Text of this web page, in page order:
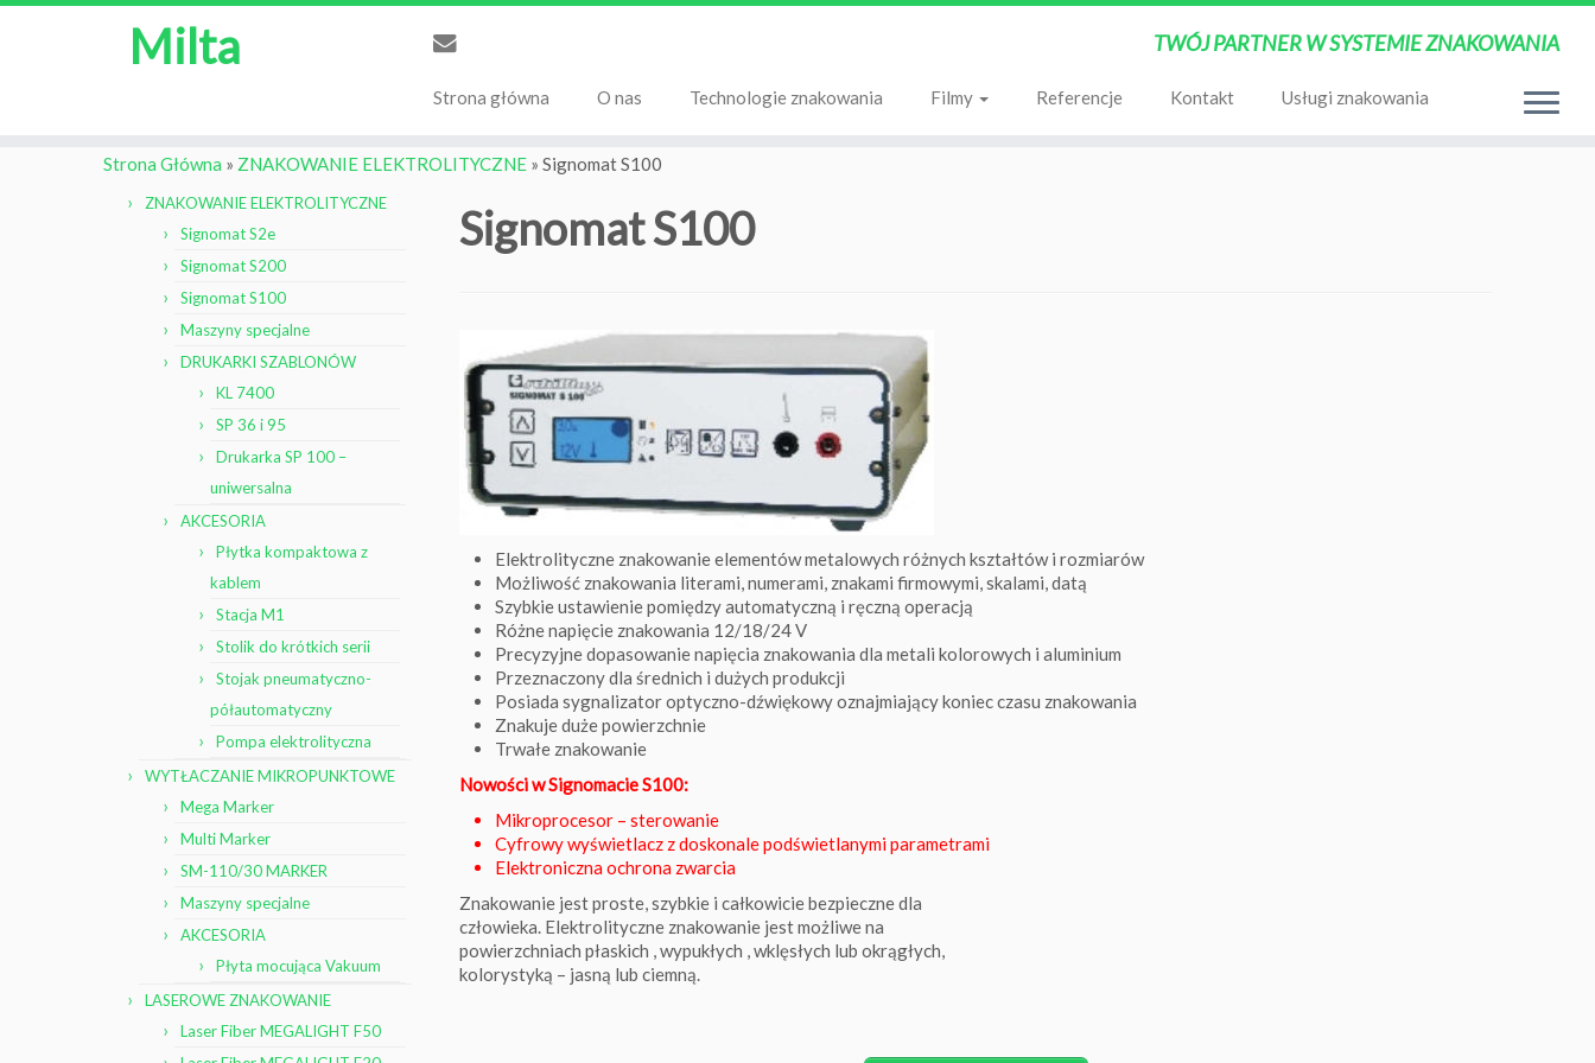
Milta TWÓJ PARTNER W SYSTEMIE ZNAKOWANIA
Strona główna O nas Technologie znakowania Filmy Referencje Kontakt Usługi znakowania
Strona Główna » ZNAKOWANIE ELEKTROLITYCZNE » Signomat S100
ZNAKOWANIE ELEKTROLITYCZNE
Signomat S2e
Signomat S200
Signomat S100
Maszyny specjalne
DRUKARKI SZABLONÓW
KL 7400
SP 36 i 95
Drukarka SP 100 –
uniwersalna
AKCESORIA
Płytka kompaktowa z
kablem
Stacja M1
Stolik do krótkich serii
Stojak pneumatyczno-
półautomatyczny
Pompa elektrolityczna
WYTŁACZANIE MIKROPUNKTOWE
Mega Marker
Multi Marker
SM-110/30 MARKER
Maszyny specjalne
AKCESORIA
Płyta mocująca Vakuum
LASEROWE ZNAKOWANIE
Laser Fiber MEGALIGHT F50
Signomat S100
Elektrolityczne znakowanie elementów metalowych różnych kształtów i rozmiarów
Możliwość znakowania literami, numerami, znakami firmowymi, skalami, datą
Szybkie ustawienie pomiędzy automatyczną i ręczną operacją
Różne napięcie znakowania 12/18/24 V
Precyzyjne dopasowanie napięcia znakowania dla metali kolorowych i aluminium
Przeznaczony dla średnich i dużych produkcji
Posiada sygnalizator optyczno-dźwiękowy oznajmiający koniec czasu znakowania
Znakuje duże powierzchnie
Trwałe znakowanie
Nowości w Signomacie S100:
Mikroprocesor – sterowanie
Cyfrowy wyświetlacz z doskonale podświetlanymi parametrami
Elektroniczna ochrona zwarcia
Znakowanie jest proste, szybkie i całkowicie bezpieczne dla
człowieka. Elektrolityczne znakowanie jest możliwe na
powierzchniach płaskich , wypukłych , wklęsłych lub okrągłych,
kolorystyką – jasną lub ciemną.